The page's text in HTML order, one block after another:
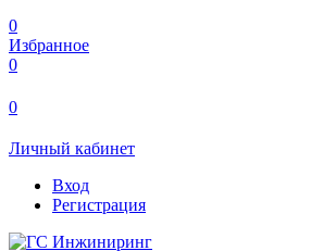
0
Избранное
0
0
Личный кабинет
Вход
Регистрация